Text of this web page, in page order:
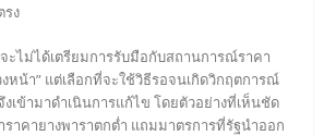
ง
ไม่ได้เตรียมการรับมือกับสถานการณ์ราคา
หน้า” แต่เลือกที่จะใช้วิธีรอจนเกิดวิกฤตการณ์
เข้ามาดำเนินการแก้ไข โดยตัวอย่างที่เห็นชัด
าคายางพาราตกต่ำ แถมมาตรการที่รัฐนำออก